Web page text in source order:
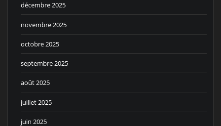
décembre 2025
novembre 2025
octobre 2025
septembre 2025
août 2025
juillet 2025
juin 2025